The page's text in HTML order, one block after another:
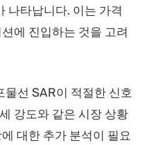
나타납니다. 이는 가격
에 진입하는 것을 고려
선 SAR이 적절한 신호
강도와 같은 시장 상황
대한 추가 분석이 필요